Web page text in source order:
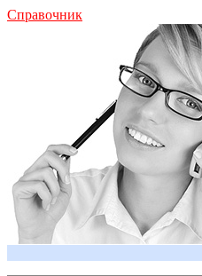
Справочник